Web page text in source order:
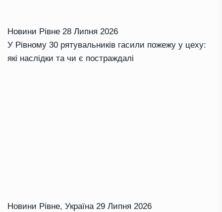
Новини Рівне 28 Липня 2026
У Рівному 30 рятувальників гасили пожежу у цеху:
які наслідки та чи є постраждалі
Новини Рівне, Україна 29 Липня 2026